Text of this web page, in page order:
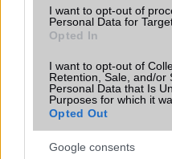
I want to opt-out of
Personal Data for
Opted In
I want to opt-out of
Retention, Sale, and/or
Personal Data that Is
Purposes for which it
Opted Out
Google consents
sokan
2026.07.12
|
jelentősen felgyorsítja a
miközben a Pixel